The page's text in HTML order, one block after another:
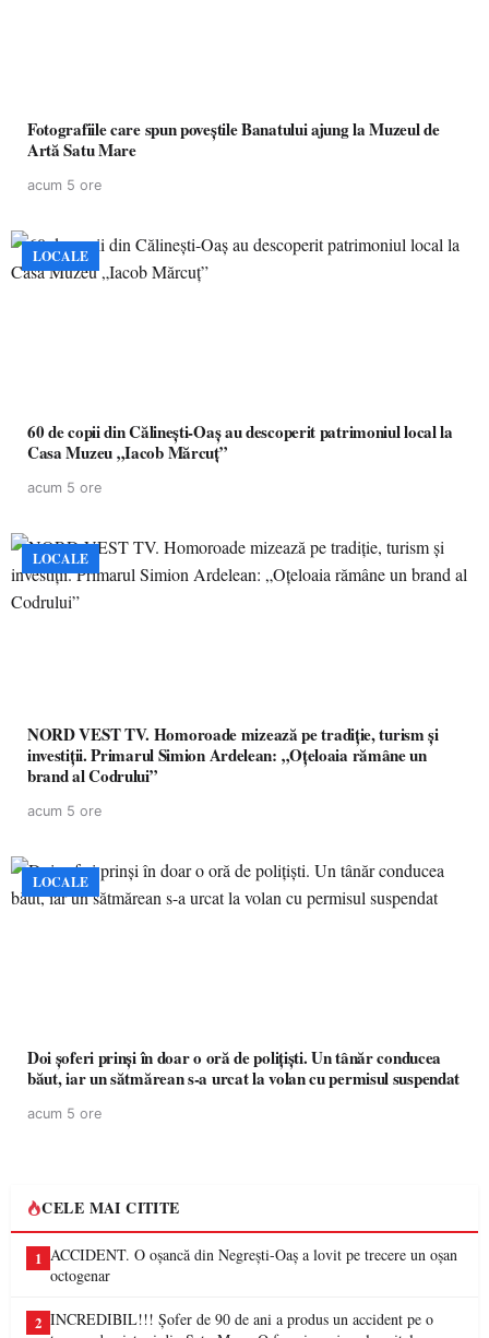
Fotografiile care spun poveștile Banatului ajung la Muzeul de
Artă Satu Mare
acum 5 ore
LOCALE
60 de copii din Călinești-Oaș au descoperit patrimoniul local la
Casa Muzeu „Iacob Mărcuț”
acum 5 ore
LOCALE
NORD VEST TV. Homoroade mizează pe tradiție, turism și
investiții. Primarul Simion Ardelean: „Oțeloaia rămâne un
brand al Codrului”
acum 5 ore
LOCALE
Doi șoferi prinși în doar o oră de polițiști. Un tânăr conducea
băut, iar un sătmărean s-a urcat la volan cu permisul suspendat
acum 5 ore
CELE MAI CITITE
1 ACCIDENT. O oșancă din Negrești-Oaș a lovit pe trecere un oșan
octogenar
2 INCREDIBIL!!! Șofer de 90 de ani a produs un accident pe o